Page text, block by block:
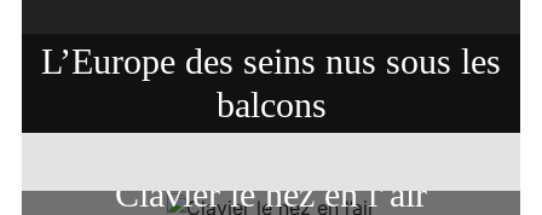
L’Europe des seins nus sous les
balcons
Clavier le nez en l’air